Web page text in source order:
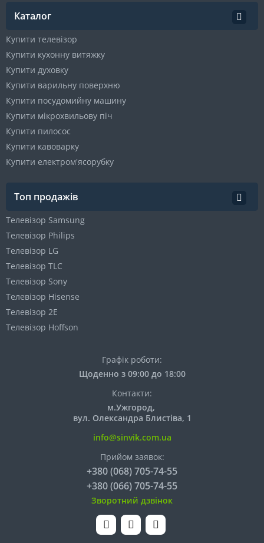
Каталог
Купити телевізор
Купити кухонну витяжку
Купити духовку
Купити варильну поверхню
Купити посудомийну машину
Купити мікрохвильову піч
Купити пилосос
Купити кавоварку
Купити електром'ясорубку
Топ продажів
Телевізор Samsung
Телевізор Philips
Телевізор LG
Телевізор TLC
Телевізор Sony
Телевізор Hisense
Телевізор 2E
Телевізор Hoffson
Графік роботи:
Щоденно з 09:00 до 18:00
Контакти:
м.Ужгород,
вул. Олександра Блистіва, 1
info@sinvik.com.ua
Прийом заявок:
+380 (068) 705-74-55
+380 (066) 705-74-55
Зворотний дзвінок